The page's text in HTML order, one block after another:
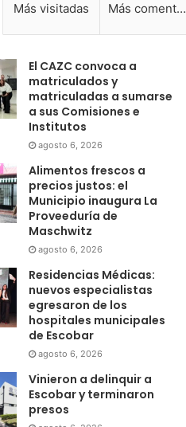
Más visitadas Más comentadas
El CAZC convoca a
matriculados y
matriculadas a sumarse
a sus Comisiones e
Institutos
agosto 6, 2026
Alimentos frescos a
precios justos: el
Municipio inaugura La
Proveeduría de
Maschwitz
agosto 6, 2026
Residencias Médicas:
nuevos especialistas
egresaron de los
hospitales municipales
de Escobar
agosto 6, 2026
Vinieron a delinquir a
Escobar y terminaron
presos